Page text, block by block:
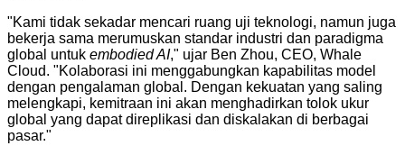
"Kami tidak sekadar mencari ruang uji teknologi, namun juga
bekerja sama merumuskan standar industri dan paradigma
global untuk embodied AI," ujar Ben Zhou, CEO, Whale
Cloud. "Kolaborasi ini menggabungkan kapabilitas model
dengan pengalaman global. Dengan kekuatan yang saling
melengkapi, kemitraan ini akan menghadirkan tolok ukur
global yang dapat direplikasi dan diskalakan di berbagai
pasar."